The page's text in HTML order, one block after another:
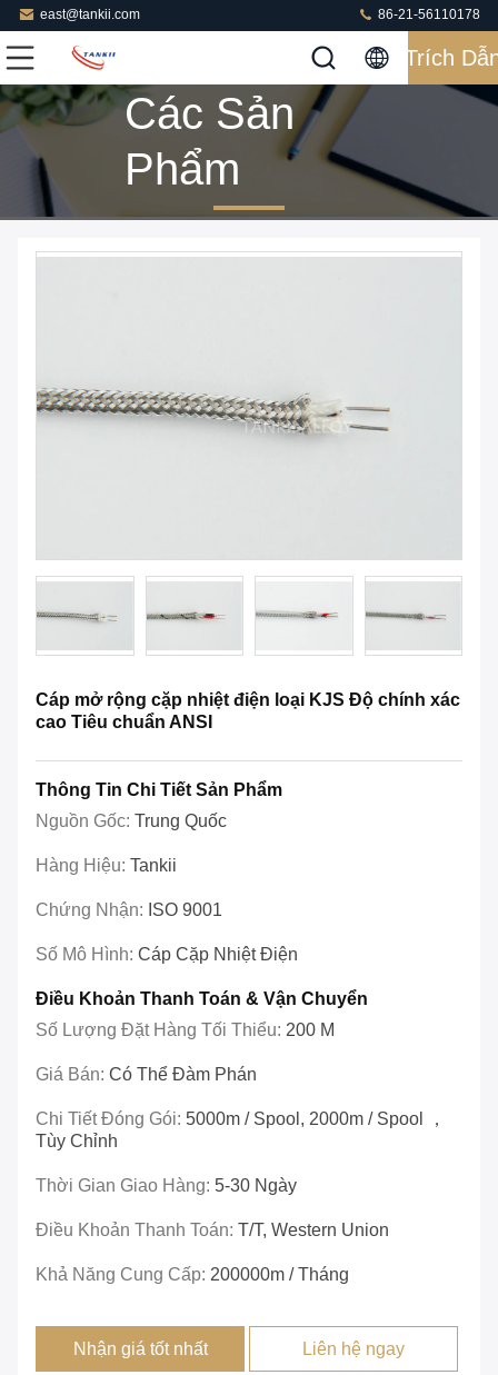
east@tankii.com 86-21-56110178
Trích
Các Sản
Phẩm
Cáp mở rộng cặp nhiệt điện loại KJS Độ chính xác
cao Tiêu chuẩn ANSI
Thông Tin Chi Tiết Sản Phẩm
Nguồn Gốc: Trung Quốc
Hàng Hiệu: Tankii
Chứng Nhận: ISO 9001
Số Mô Hình: Cáp Cặp Nhiệt Điện
Điều Khoản Thanh Toán & Vận Chuyển
Số Lượng Đặt Hàng Tối Thiểu: 200 M
Giá Bán: Có Thể Đàm Phán
Chi Tiết Đóng Gói: 5000m / Spool, 2000m / Spool ，
Tùy Chỉnh
Thời Gian Giao Hàng: 5-30 Ngày
Điều Khoản Thanh Toán: T/T, Western Union
Khả Năng Cung Cấp: 200000m / Tháng
Nhận giá tốt nhất Liên hệ ngay